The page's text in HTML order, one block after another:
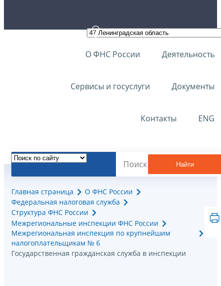
О ФНС России Деятельность
Сервисы и госуслуги Документы
Контакты ENG
Найти
Главная страница
О ФНС России
Федеральная налоговая служба
Структура ФНС России
Межрегиональные инспекции ФНС России
Межрегиональная инспекция по крупнейшим
налогоплательщикам № 6
Государственная гражданская служба в инспекции